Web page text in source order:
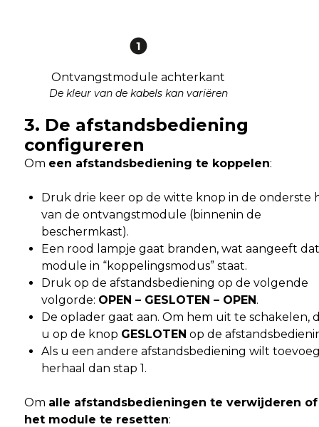
Ontvangstmodule achterkant
De kleur van de kabels kan variëren
3. De afstandsbediening
configureren
Om een afstandsbediening te koppelen:
Druk drie keer op de witte knop in de onderste
van de ontvangstmodule (binnenin de
beschermkast).
Een rood lampje gaat branden, wat aangeeft
module in “koppelingsmodus” staat.
Druk op de afstandsbediening op de volgende
volgorde: OPEN – GESLOTEN – OPEN.
De oplader gaat aan. Om hem uit te schakelen,
u op de knop GESLOTEN op de
Als u een andere afstandsbediening wilt
herhaal dan stap 1.
Om alle afstandsbedieningen te verwijderen of
het module te resetten: